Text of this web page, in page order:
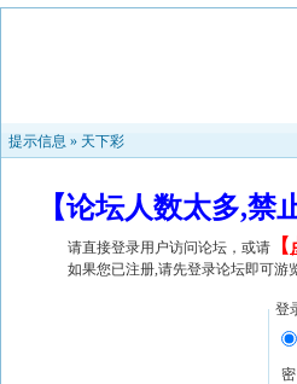
提示信息 » 天下彩
【论坛人数太多,
请直接登录用户访问论坛，或请 【
如果您已注册,请先登录论坛即可游
登